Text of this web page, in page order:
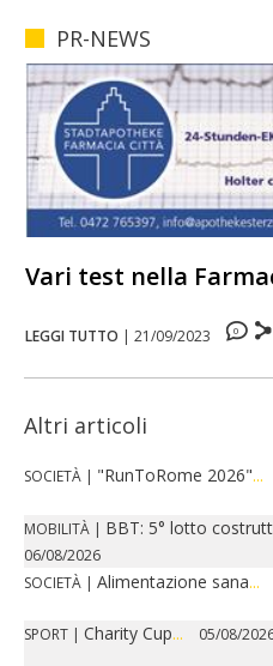
PR-NEWS
Vari test nella
LEGGI TUTTO | 21/09/2023 0
Altri articoli
SOCIETÀ | "RunToRome 2026"...
MOBILITÀ | BBT: 5° lotto
06/08/2026
SOCIETÀ | Alimentazione sana...
SPORT | Charity Cup... 05/08/